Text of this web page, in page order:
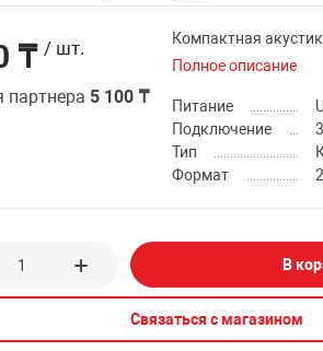
₸ / шт.
партнера 5 100 ₸
Компактная
Полное описание
Питание
Подключение
Тип
Формат
В
Связаться с магазином